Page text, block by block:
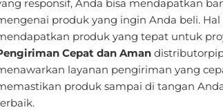
responsif, Anda bisa mendapatkan
produk yang ingin Anda beli.
produk yang tepat untuk
Cepat dan Aman
layanan pengiriman yang
produk sampai di tangan